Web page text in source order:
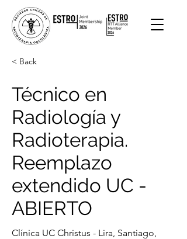
< Back
Técnico en
Radiología y
Radioterapia.
Reemplazo
extendido UC -
ABIERTO
Clínica UC Christus - Lira, Santiago,